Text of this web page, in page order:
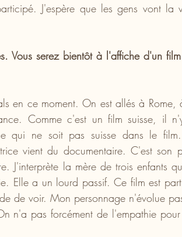
J'espère que les gens vont la
Vous serez bientôt à l'affiche d'un film
en ce moment. On est allés à Rome,
Comme c'est un film suisse, il
qui ne soit pas suisse dans le
vient du documentaire. C'est son
J'interprète la mère de trois enfants
Elle a un lourd passif. Ce film est
de voir. Mon personnage n'évolue
n'a pas forcément de l'empathie pour